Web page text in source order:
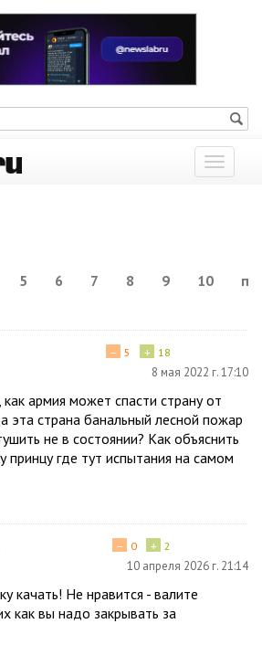
Показать
меню
5 6 7 8 9 10
+ 18
− 5
8 мая 2022 г. 17:10
армия может спасти страну от
эта страна банальный лесной пожар
не в состоянии? Как объяснить
принцу где тут испытания на самом
+ 2
− 0
10 апреля 2026 г. 21:14
качать! Не нравится - валите
как вы надо закрывать за